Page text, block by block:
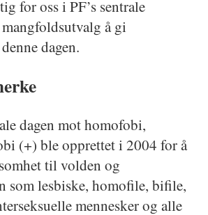
for oss i PF’s sentrale
å gi
dagen.
dagen mot homofobi,
(+) ble opprettet i 2004 for å
til volden og
som lesbiske, homofile, bifile,
mennesker og alle